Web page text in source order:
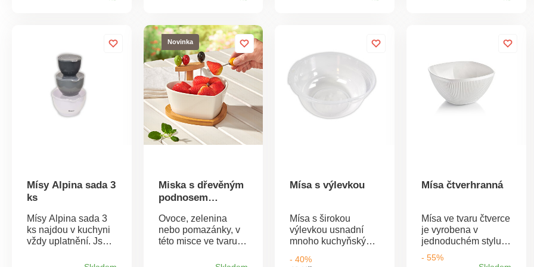
poškrábáníDíky
antibakteriální
úpravě je vhodná pro
každodenní
použitíSnadno ji
umyjte i v myčce na
ovoce a zeleniny.
Elektrická cirkulace
vzduchu. Na maso a
zmrazenou zeleninu.
Napájení přes USB.
Mísy Alpina sada 3
ks
Mísy Alpina sada 3
ks najdou v kuchyni
vždy uplatnění. Jsou
Novinka
Miska s dřevěným
podnosem
Ovoce, zelenina
nebo pomazánky, v
této misce ve tvaru
mnohem lépe.
Mísa s výlevkou
Mísa s širokou
výlevkou usnadní
mnoho kuchyňských
z ní snadno vylijete
- 40%
Mísa čtverhranná
Mísa ve tvaru čtverce
je vyrobena v
jednoduchém stylu a
proto se hodí do
každé domácnosti.
- 55%